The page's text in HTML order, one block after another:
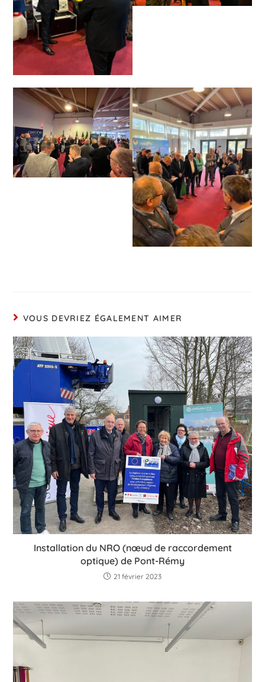
VOUS DEVRIEZ ÉGALEMENT AIMER
Installation du NRO (nœud de raccordement
optique) de Pont-Rémy
21 février 2023